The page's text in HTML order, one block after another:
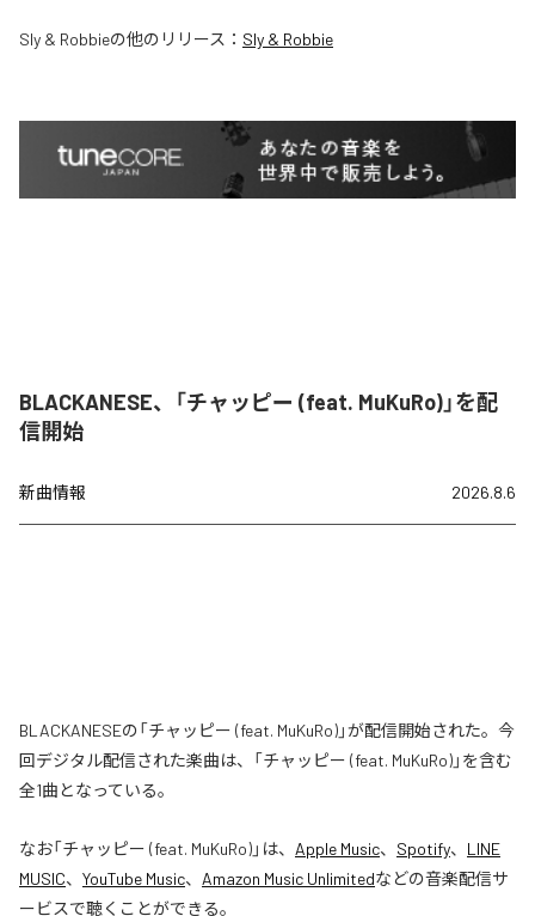
Sly & Robbieの他のリリース： Sly & Robbie
BLACKANESE、「チャッピー (feat. MuKuRo)」を配
信開始
新曲情報 2026.8.6
BLACKANESEの「チャッピー (feat. MuKuRo)」が配信開始された。今
回デジタル配信された楽曲は、「チャッピー (feat. MuKuRo)」を含む
全1曲となっている。
なお「チャッピー (feat. MuKuRo)」は、 Apple Music、 Spotify、 LINE
MUSIC、 YouTube Music、 Amazon Music Unlimitedなどの音楽配信サ
ービスで聴くことができる。